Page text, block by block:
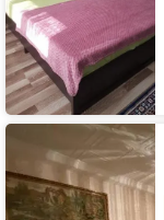
3х
комнатная
квартира
со
всеми